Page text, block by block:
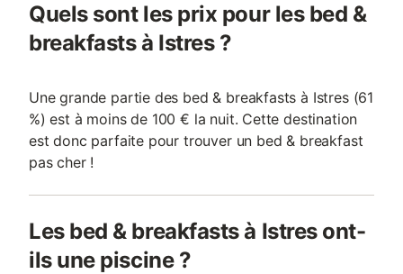
Quels sont les prix pour les bed &
breakfasts à Istres ?
Une grande partie des bed & breakfasts à Istres (61
%) est à moins de 100 € la nuit. Cette destination
est donc parfaite pour trouver un bed & breakfast
pas cher !
Les bed & breakfasts à Istres ont-
ils une piscine ?